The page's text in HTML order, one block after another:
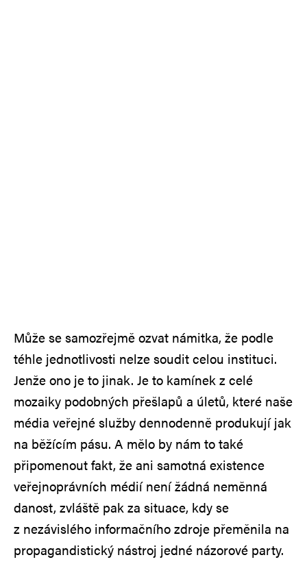
Může se samozřejmě ozvat námitka, že podle
téhle jednotlivosti nelze soudit celou instituci.
Jenže ono je to jinak. Je to kamínek z celé
mozaiky podobných přešlapů a úletů, které naše
média veřejné služby dennodenně produkují jak
na běžícím pásu. A mělo by nám to také
připomenout fakt, že ani samotná existence
veřejnoprávních médií není žádná neměnná
danost, zvláště pak za situace, kdy se
z nezávislého informačního zdroje přeměnila na
propagandistický nástroj jedné názorové party.